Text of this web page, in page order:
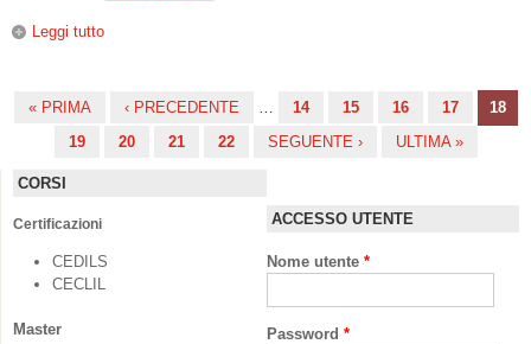
Leggi tutto
« PRIMA ‹ PRECEDENTE 14 15 16 17
18
19
20 21 22 SEGUENTE › ULTIMA »
CORSI
Certificazioni
CEDILS
CECLIL
Master
ACCESSO UTENTE
Nome utente *
Password *